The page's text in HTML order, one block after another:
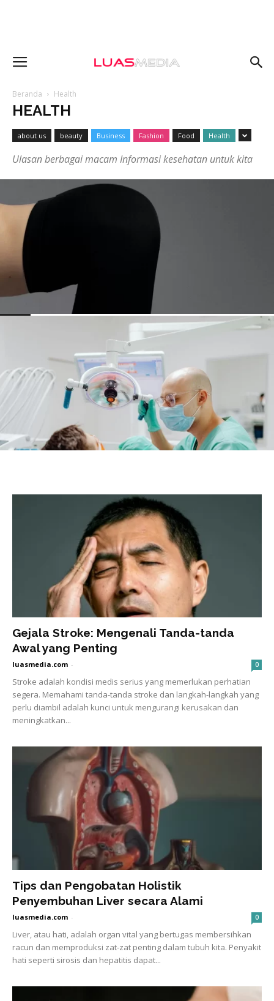
Beranda Health
HEALTH
about us beauty Business Fashion Food Health
Ulasan berbagai macam Informasi kesehatan untuk kita
Obat Alami Untuk Wasir dan Cara
Mengatasi Wasir Berdarah
luasmedia.com
Kesehatan Mulut
Gejala Stroke: Mengenali Tanda-tanda
Awal yang Penting
luasmedia.com - 0
Stroke adalah kondisi medis serius yang memerlukan perhatian
segera. Memahami tanda-tanda stroke dan langkah-langkah yang
perlu diambil adalah kunci untuk mengurangi kerusakan dan
meningkatkan...
Tips dan Pengobatan Holistik
Penyembuhan Liver secara Alami
luasmedia.com - 0
Liver, atau hati, adalah organ vital yang bertugas membersihkan
racun dan memproduksi zat-zat penting dalam tubuh kita. Penyakit
hati seperti sirosis dan hepatitis dapat...